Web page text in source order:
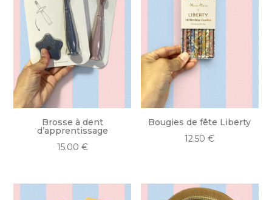
Brosse à dent
d’apprentissage
15.00 €
Bougies de fête Liberty
12.50€